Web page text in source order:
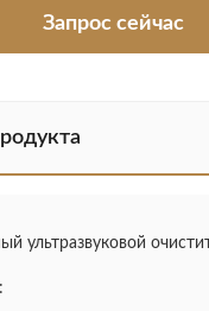
Запрос сейчас
ультразвуковой